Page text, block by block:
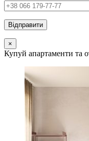
×
Купуй апартаменти та